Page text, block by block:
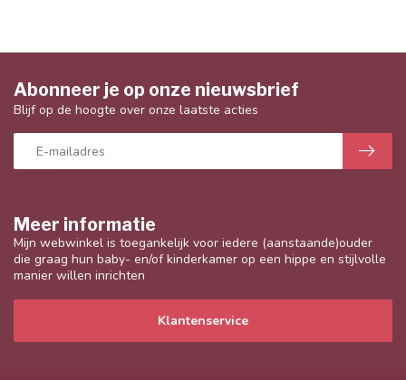
Meer informatie
Mijn webwinkel is toegankelijk voor iedere (aanstaande)ouder
die graag hun baby- en/of kinderkamer op een hippe en stijlvolle
manier willen inrichten
Klantenservice
Abonneer je op onze nieuwsbrief
Blijf op de hoogte over onze laatste acties